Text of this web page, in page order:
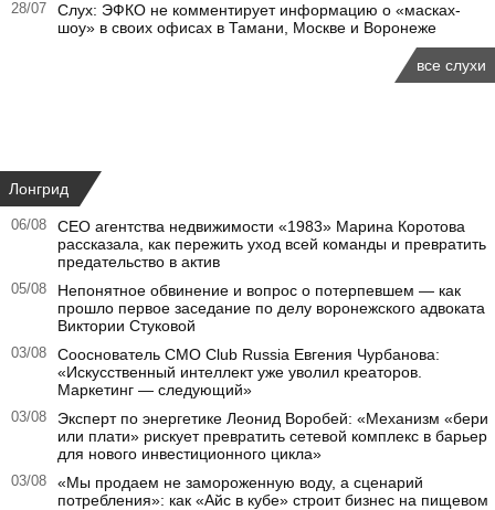
28/07
Слух: ЭФКО не комментирует информацию о «масках-
шоу» в своих офисах в Тамани, Москве и Воронеже
все слухи
Лонгрид
06/08
CEO агентства недвижимости «1983» Марина Коротова
рассказала, как пережить уход всей команды и превратить
предательство в актив
05/08
Непонятное обвинение и вопрос о потерпевшем — как
прошло первое заседание по делу воронежского адвоката
Виктории Стуковой
03/08
Сооснователь CMO Club Russia Евгения Чурбанова:
«Искусственный интеллект уже уволил креаторов.
Маркетинг — следующий»
03/08
Эксперт по энергетике Леонид Воробей: «Механизм «бери
или плати» рискует превратить сетевой комплекс в барьер
для нового инвестиционного цикла»
03/08
«Мы продаем не замороженную воду, а сценарий
потребления»: как «Айс в кубе» строит бизнес на пищевом